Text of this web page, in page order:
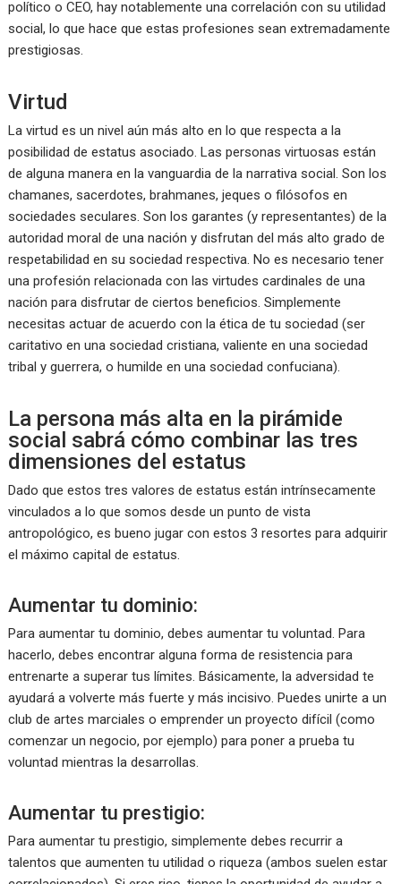
político o CEO, hay notablemente una correlación con su utilidad
social, lo que hace que estas profesiones sean extremadamente
prestigiosas.
Virtud
La virtud es un nivel aún más alto en lo que respecta a la
posibilidad de estatus asociado. Las personas virtuosas están
de alguna manera en la vanguardia de la narrativa social. Son los
chamanes, sacerdotes, brahmanes, jeques o filósofos en
sociedades seculares. Son los garantes (y representantes) de la
autoridad moral de una nación y disfrutan del más alto grado de
respetabilidad en su sociedad respectiva. No es necesario tener
una profesión relacionada con las virtudes cardinales de una
nación para disfrutar de ciertos beneficios. Simplemente
necesitas actuar de acuerdo con la ética de tu sociedad (ser
caritativo en una sociedad cristiana, valiente en una sociedad
tribal y guerrera, o humilde en una sociedad confuciana).
La persona más alta en la pirámide
social sabrá cómo combinar las tres
dimensiones del estatus
Dado que estos tres valores de estatus están intrínsecamente
vinculados a lo que somos desde un punto de vista
antropológico, es bueno jugar con estos 3 resortes para adquirir
el máximo capital de estatus.
Aumentar tu dominio:
Para aumentar tu dominio, debes aumentar tu voluntad. Para
hacerlo, debes encontrar alguna forma de resistencia para
entrenarte a superar tus límites. Básicamente, la adversidad te
ayudará a volverte más fuerte y más incisivo. Puedes unirte a un
club de artes marciales o emprender un proyecto difícil (como
comenzar un negocio, por ejemplo) para poner a prueba tu
voluntad mientras la desarrollas.
Aumentar tu prestigio:
Para aumentar tu prestigio, simplemente debes recurrir a
talentos que aumenten tu utilidad o riqueza (ambos suelen estar